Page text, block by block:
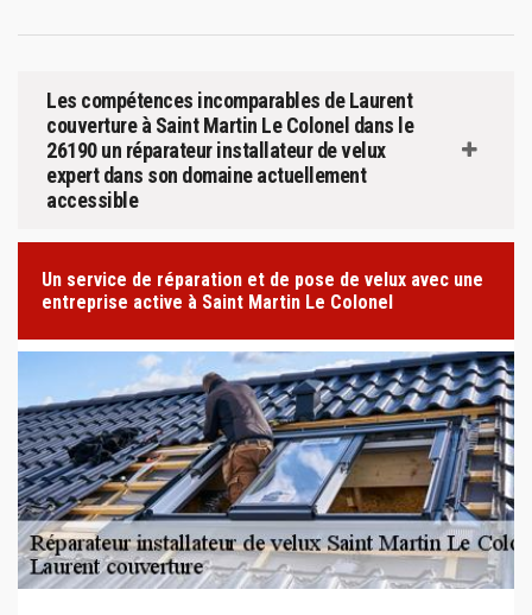
Les compétences incomparables de Laurent
couverture à Saint Martin Le Colonel dans le
26190 un réparateur installateur de velux
expert dans son domaine actuellement
accessible
Un service de réparation et de pose de velux avec une
entreprise active à Saint Martin Le Colonel